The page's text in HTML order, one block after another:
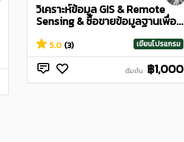
วิเคราะห์ข้อมูล GIS & Remote
Sensing & ซื้อขายข้อมูลฐานเพื่อ...
5.0 (3) เขียนโปรแกรม
เริ่มต้น ฿1,000